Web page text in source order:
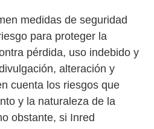
medidas de seguridad
para proteger la
pérdida, uso indebido y
alteración y
cuenta los riesgos que
y la naturaleza de la
obstante, si Inred